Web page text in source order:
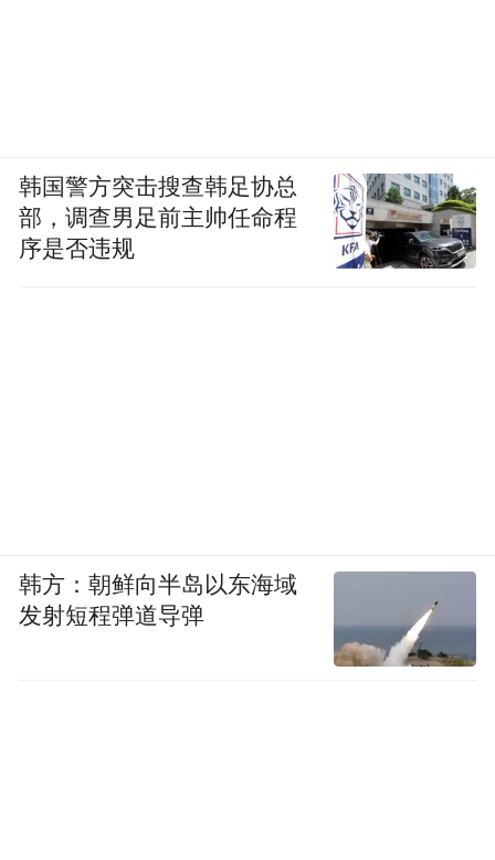
韩国警方突击搜查韩足协总
部，调查男足前主帅任命程
序是否违规
韩方：朝鲜向半岛以东海域
发射短程弹道导弹